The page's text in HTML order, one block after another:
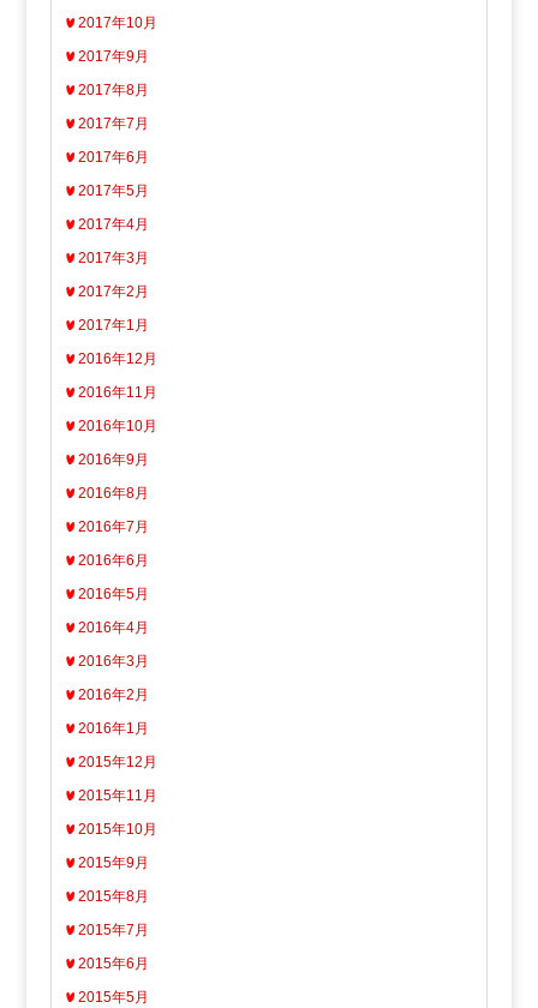
2017年10月
2017年9月
2017年8月
2017年7月
2017年6月
2017年5月
2017年4月
2017年3月
2017年2月
2017年1月
2016年12月
2016年11月
2016年10月
2016年9月
2016年8月
2016年7月
2016年6月
2016年5月
2016年4月
2016年3月
2016年2月
2016年1月
2015年12月
2015年11月
2015年10月
2015年9月
2015年8月
2015年7月
2015年6月
2015年5月